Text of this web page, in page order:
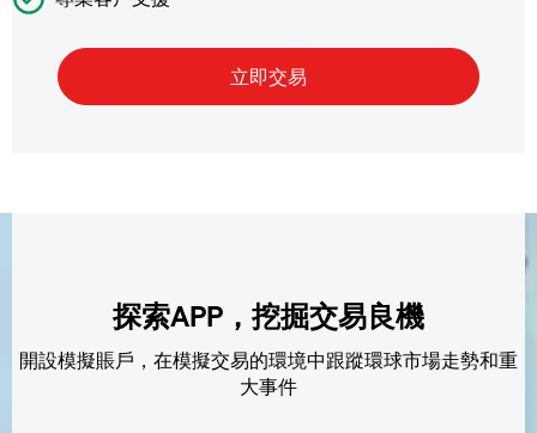
探索APP，挖掘交易良機
開設模擬賬戶，在模擬交易的環境中跟蹤環球市場走勢和重
大事件